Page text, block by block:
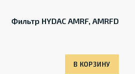
Фильтр HYDAC AMRF, AMRFD
В КОРЗИНУ